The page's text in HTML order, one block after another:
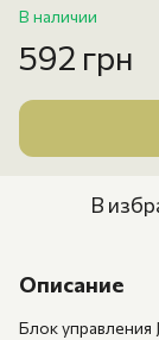
В наличии
592 грн
В
Описание
Блок управления